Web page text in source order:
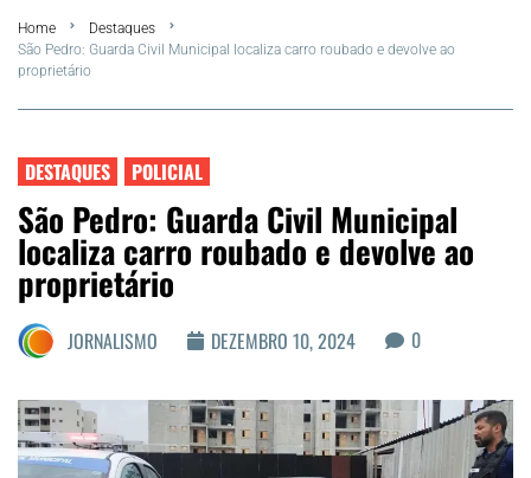
FLA Araru 2026
Araruama
Região dos Lagos
Agenda Cultural
Colunistas
Matérias Exclusivas
Home
Destaques
São Pedro: Guarda Civil Municipal localiza carro roubado e devolve ao
proprietário
DESTAQUES POLICIAL
São Pedro: Guarda Civil Municipal
localiza carro roubado e devolve ao
proprietário
JORNALISMO DEZEMBRO 10, 2024 0